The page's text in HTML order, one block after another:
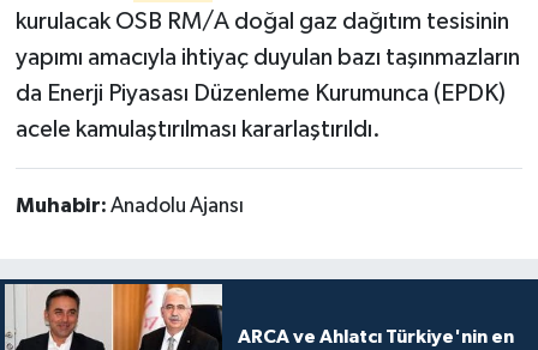
kurulacak OSB RM/A doğal gaz dağıtım tesisinin
yapımı amacıyla ihtiyaç duyulan bazı taşınmazların
da Enerji Piyasası Düzenleme Kurumunca (EPDK)
acele kamulaştırılması kararlaştırıldı.
Muhabir: Anadolu Ajansı
ARCA ve Ahlatcı Türkiye'nin en